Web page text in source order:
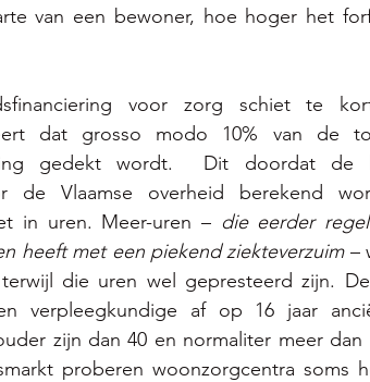
van een bewoner, hoe hoger het
voor zorg schiet te
dat grosso modo 10% van de
gedekt wordt.  Dit doordat
de Vlaamse overheid berekend
in uren. Meer-uren – die eerder
heeft met een piekend ziekteverzuim –
die uren wel gepresteerd zijn.
verpleegkundige af op 16 jaar
zijn dan 40 en normaliter meer dan
proberen woonzorgcentra soms